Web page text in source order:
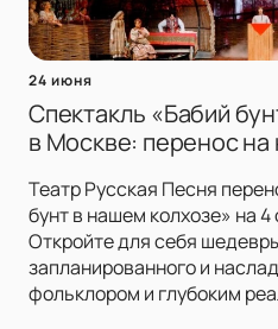
24 июня
Спектакль «Бабий
в Москве: перенос на
Театр Русская Песня
бунт в нашем колхозе» на
Откройте для себя
запланированного и
фольклором и глубоким